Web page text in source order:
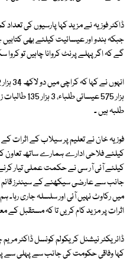
ڈاکٹر فوزیہ نے مزید کہا پارسیوں کی تعداد
جبکہ ہندو اور عیسائیت کیلئے بھی
گے کہ اگر پہلے پرنٹ کروانا چاہیں تو کروا
طلبہ ہیں ۔
فوزیہ خان نے تعلیم پر سیلاب کے اثرات
کیلئے فلاحی ادارے ہمارے ساتھ تعاون
کیلئے آئی آر سی نے حکمت عملی تیار
جانب سے عارضی سیکھنے کے سینٹرز
میں رکاوٹ نہیں آئی اور سلسلہ جاری
اثرات پر مزید کام کریں تا کہ مستقبل کے
ڈائریکٹر نیشنل کریکولم کونسل ڈاکٹر
کہا وفاقی حکومت کی جانب سے پہلی